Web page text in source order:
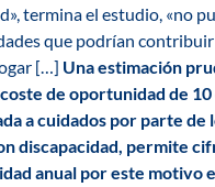
termina el estudio, «no
que podrían contribuir
[…] Una estimación
de oportunidad de
a cuidados por parte de
discapacidad, permite
anual por este motivo